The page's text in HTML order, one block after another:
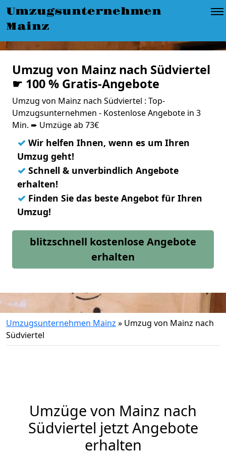
Umzugsunternehmen
Mainz
Umzug von Mainz nach Südviertel
☛ 100 % Gratis-Angebote
Umzug von Mainz nach Südviertel : Top-
Umzugsunternehmen - Kostenlose Angebote in 3
Min. ➨ Umzüge ab 73€
✓ Wir helfen Ihnen, wenn es um Ihren
Umzug geht!
✓ Schnell & unverbindlich Angebote
erhalten!
✓ Finden Sie das beste Angebot für Ihren
Umzug!
blitzschnell kostenlose Angebote
erhalten
Umzugsunternehmen Mainz » Umzug von Mainz nach
Südviertel
Umzüge von Mainz nach
Südviertel jetzt Angebote
erhalten